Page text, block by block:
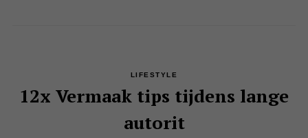
LIFESTYLE
12x Vermaak tips tijdens lange
autorit